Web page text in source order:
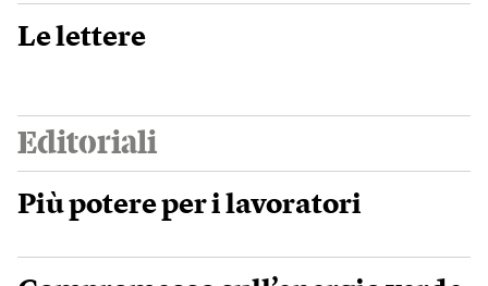
Le lettere
Editoriali
Più potere per i lavoratori